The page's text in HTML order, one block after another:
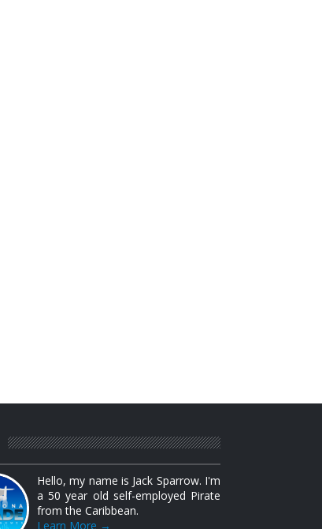
Hello, my name is Jack Sparrow. I'm
a 50 year old self-employed Pirate
from the Caribbean.
Learn More →